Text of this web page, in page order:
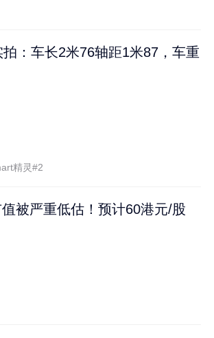
：车长2米76轴距1米87，车重
精灵#2
被严重低估！预计60港元/股